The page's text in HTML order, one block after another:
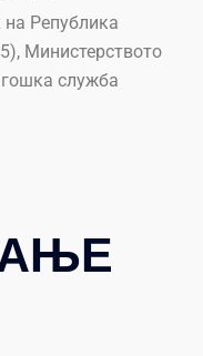
на Република
Министерството
служба